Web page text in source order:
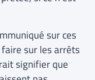
sur ces
sur les arrêts
signifier que